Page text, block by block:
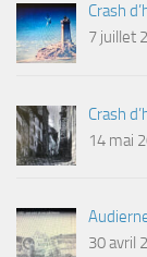
Crash
7 juillet
Crash
14 mai
30 avril